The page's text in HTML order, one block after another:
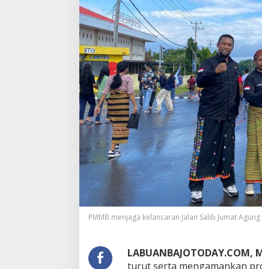
PMMB menjaga kelancaran Jalan Salib Jumat
LABUANBAJOTODAY.COM,
turut serta mengamankan